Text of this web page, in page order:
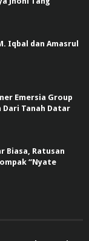
Iqbal dan Amasrul
Emersia Group
Dari Tanah Datar
Biasa, Ratusan
“Nyate